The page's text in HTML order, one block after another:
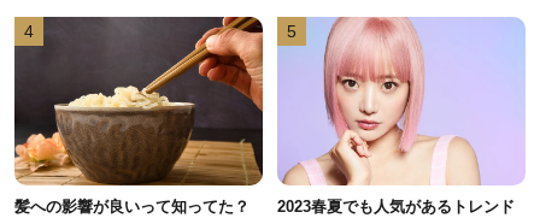
4
髪への影響が良いって知ってた？
5
2023春夏でも人気があるトレンド